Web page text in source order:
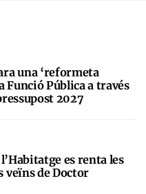
una ‘reformeta
Funció Pública a través
2027
es renta les
veïns de Doctor